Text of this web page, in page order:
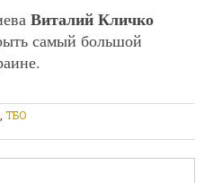
Виталий Кличко
самый большой
ТБО